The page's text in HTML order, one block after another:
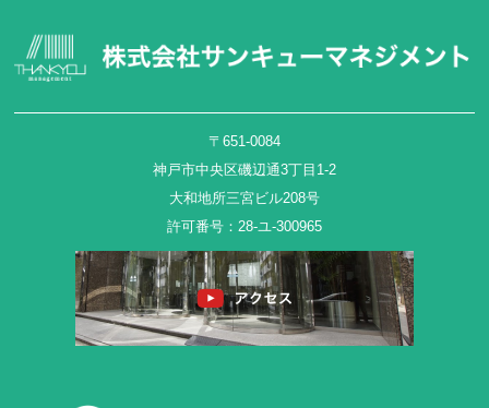
〒651-0084
神戸市中央区磯辺通3丁目1-2
大和地所三宮ビル208号
許可番号：28-ユ-300965